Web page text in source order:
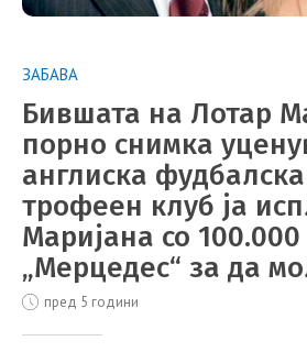
ЗАБАВА
Бившата на Лотар
порно снимка
англискa
трофеен клуб ја
Маријана со
„Мерцедес“ за да
пред 5 години